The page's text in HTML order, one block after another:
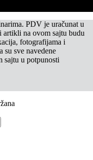
PDV je uračunat u
artikli na ovom sajtu budu
fotografijama i
su sve navedene
sajtu u potpunosti